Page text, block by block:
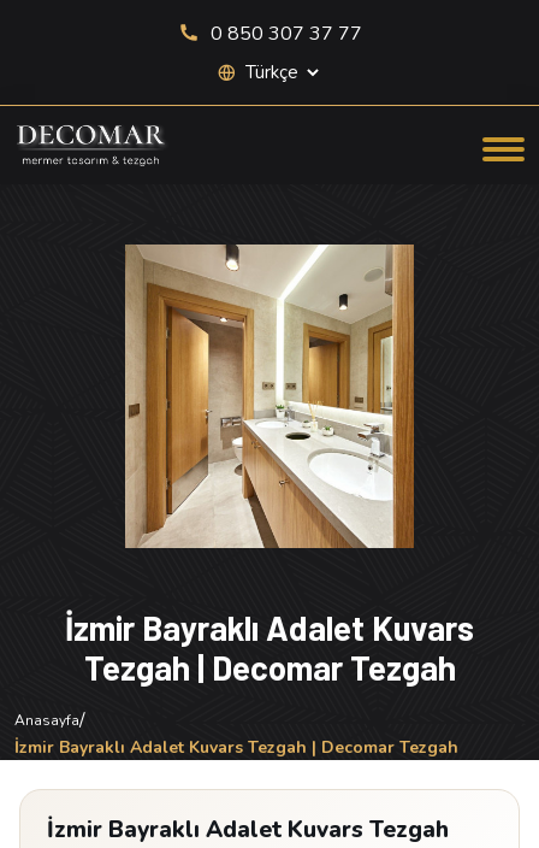
0 850 307 37 77
Site dili seçimi
İzmir Bayraklı Adalet Kuvars
Tezgah | Decomar Tezgah
Anasayfa/
İzmir Bayraklı Adalet Kuvars Tezgah | Decomar Tezgah
İzmir Bayraklı Adalet Kuvars Tezgah